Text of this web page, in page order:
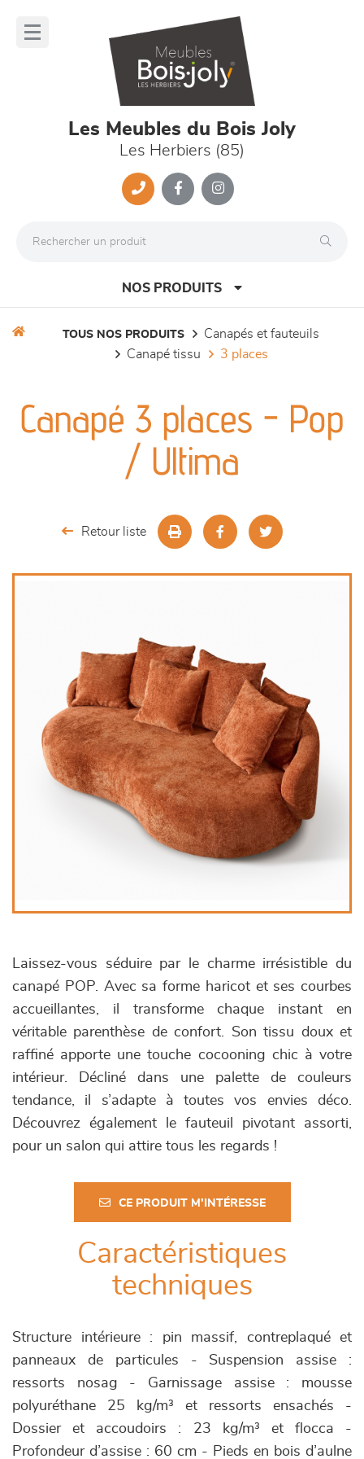
Les Meubles du Bois Joly
Les Herbiers (85)
NOS PRODUITS
séjours
meubles de complément
TOUS NOS PRODUITS
canapés et fauteuils
canapé tissu
3 places
Canapé 3 places - Pop
/ Ultima
Retour liste
Laissez-vous séduire par le charme irrésistible du
canapé POP. Avec sa forme haricot et ses courbes
accueillantes, il transforme chaque instant en
véritable parenthèse de confort. Son tissu doux et
raffiné apporte une touche cocooning chic à votre
intérieur. Décliné dans une palette de couleurs
tendance, il s’adapte à toutes vos envies déco.
Découvrez également le fauteuil pivotant assorti,
pour un salon qui attire tous les regards !
CE PRODUIT M'INTÉRESSE
Caractéristiques
techniques
Structure intérieure : pin massif, contreplaqué et
panneaux de particules - Suspension assise :
ressorts nosag - Garnissage assise : mousse
polyuréthane 25 kg/m³ et ressorts ensachés -
Dossier et accoudoirs : 23 kg/m³ et flocca -
Profondeur d’assise : 60 cm - Pieds en bois d’aulne